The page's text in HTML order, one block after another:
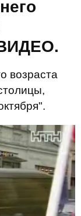
возраста